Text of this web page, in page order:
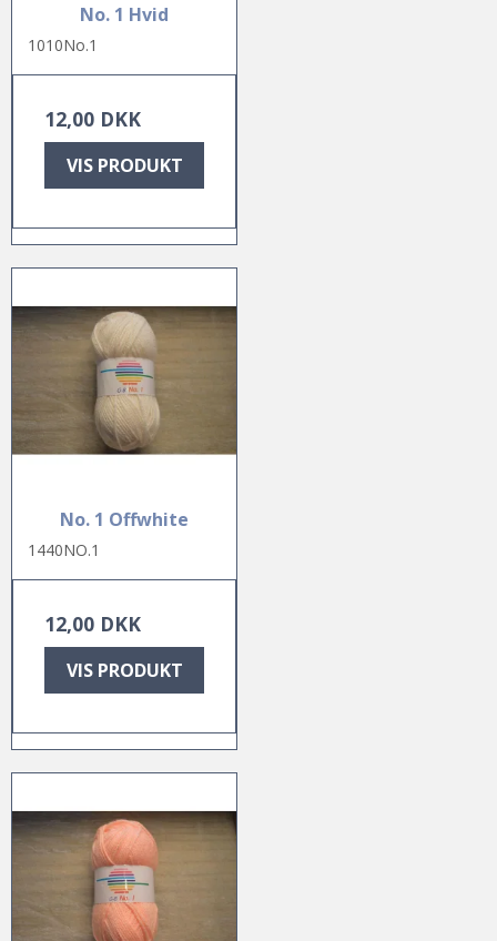
No. 1 Hvid
1010No.1
12,00 DKK
VIS PRODUKT
No. 1 Offwhite
1440NO.1
12,00 DKK
VIS PRODUKT